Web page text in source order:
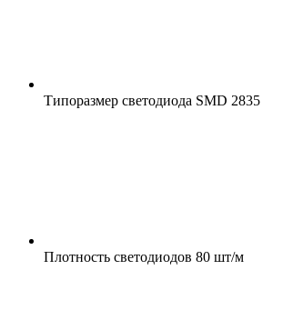
Типоразмер светодиода SMD 2835
Плотность светодиодов 80 шт/м